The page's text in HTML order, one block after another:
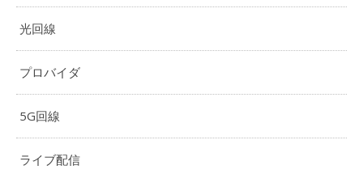
光回線
プロバイダ
5G回線
ライブ配信